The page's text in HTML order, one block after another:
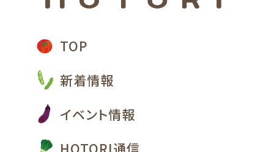
TOP
新着情報
イベント情報
HOTORI通信